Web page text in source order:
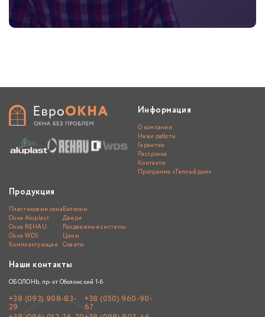
Информация
О компании
Наши работы
Гарантии
Рассрочка
Контакты
Программа «Теплый дом»
Продукция
Пластиковые окна
Окна Aluplast
Окна REHAU
Окна WDS
Комплектующие
Балконы
Двери
Раздвижные системы
Цены
Советы
Наши контакты
ОБОЛОНЬ, пр-кт Оболонский 1-б
+38 (093) 908-83-
29
+38 (050) 960-90-
67